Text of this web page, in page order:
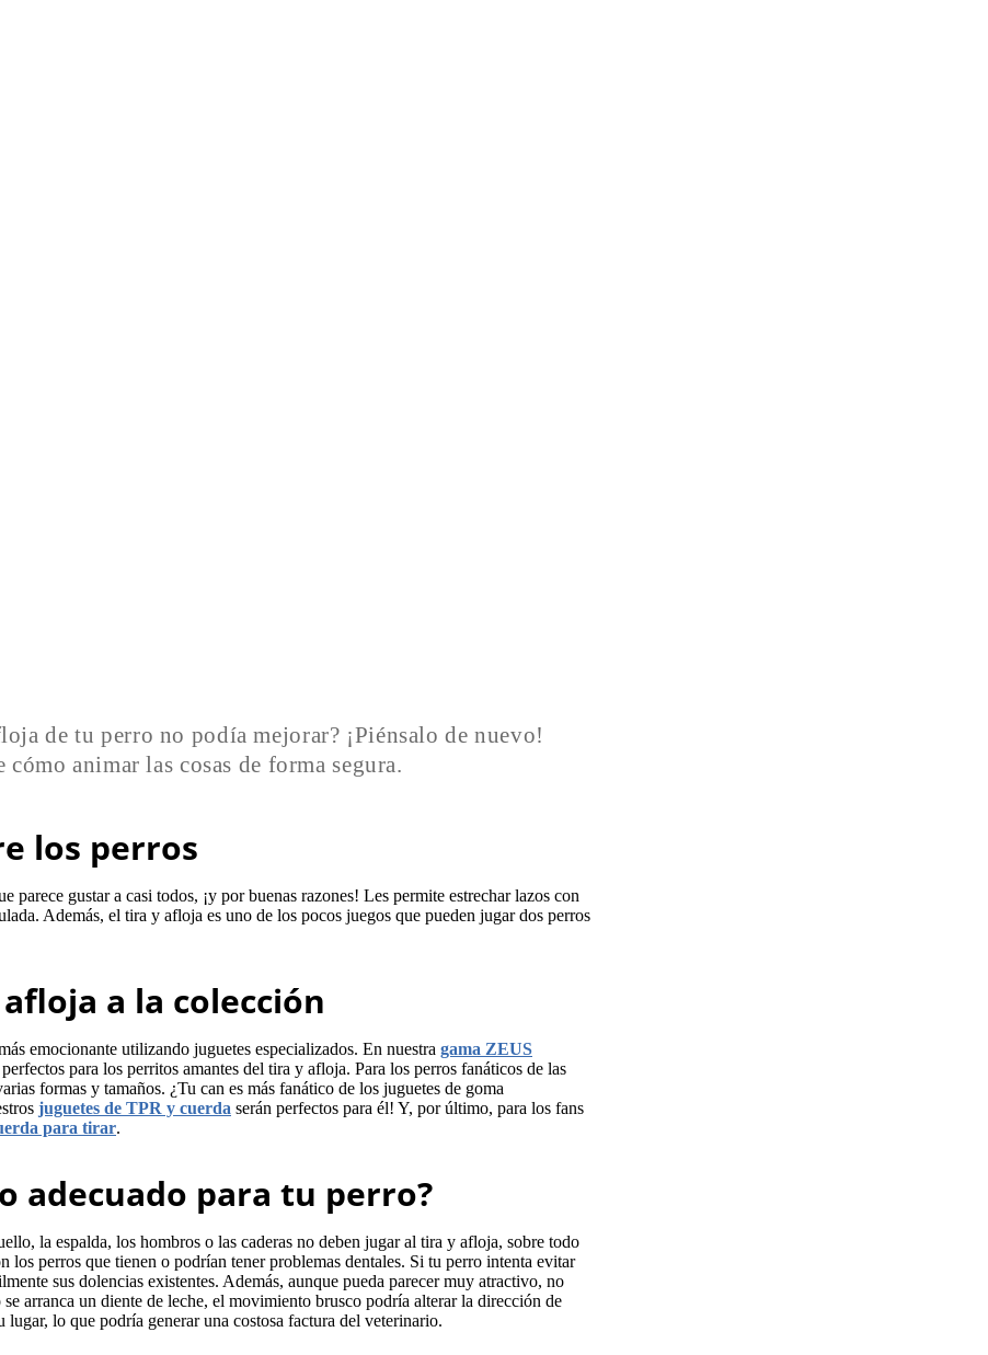
de tu perro no podía mejorar? ¡Piénsalo de nuevo!
animar las cosas de forma segura.
los perros
parece gustar a casi todos, ¡y por buenas razones! Les permite estrechar lazos con
Además, el tira y afloja es uno de los pocos juegos que pueden jugar dos perros
a la colección
emocionante utilizando juguetes especializados. En nuestra gama ZEUS
para los perritos amantes del tira y afloja. Para los perros fanáticos de las
formas y tamaños. ¿Tu can es más fanático de los juguetes de goma
juguetes de TPR y cuerda serán perfectos para él! Y, por último, para los fans
para tirar.
adecuado para tu perro?
la espalda, los hombros o las caderas no deben jugar al tira y afloja, sobre todo
perros que tienen o podrían tener problemas dentales. Si tu perro intenta evitar
sus dolencias existentes. Además, aunque pueda parecer muy atractivo, no
arranca un diente de leche, el movimiento brusco podría alterar la dirección de
lo que podría generar una costosa factura del veterinario.